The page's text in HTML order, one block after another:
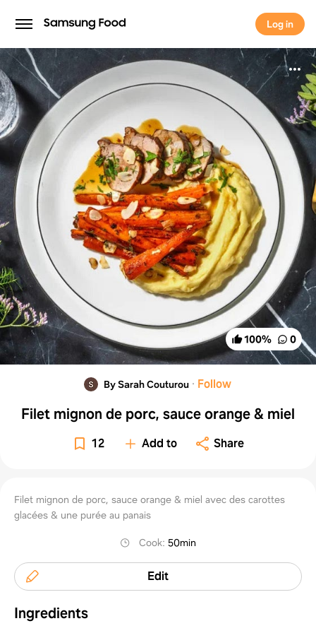
Log in
Log in
100% 0
By Sarah Couturou · Follow
Filet mignon de porc, sauce orange & miel
12 Add to Share
Filet mignon de porc, sauce orange & miel avec des carottes
glacées & une purée au panais
Cook:50min
Edit
Ingredients